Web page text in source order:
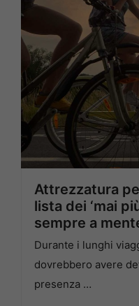
Attrezzatura
lista dei ‘mai
sempre a
Durante i lunghi
dovrebbero avere
presenza …